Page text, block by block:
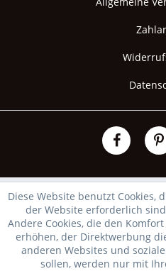
Diese Website benutzt Cookies,
der Website erforderlich
Andere Cookies, die den
erhöhen, der Direktwerbung
anderen Websites und
sollen, werden nur mit